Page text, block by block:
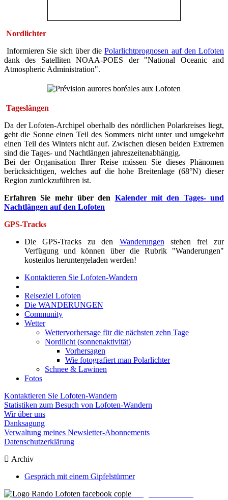
Nordlichter
Informieren Sie sich über diePolarlichtprognosen auf den Lofoten
dank des Satelliten NOAA-POES der "National Oceanic and
Atmospheric Administration".
Tageslängen
Da der Lofoten-Archipel oberhalb des nördlichen Polarkreises liegt,
geht die Sonne einen Teil des Sommers nicht unter und umgekehrt
einen Teil des Winters nicht auf. Zwischen diesen beiden Extremen
sind die Tages- und Nachtlängen jahreszeitenabhängig.
Bei der Organisation Ihrer Reise müssen Sie dieses Phänomen
berücksichtigen, welches auf die hohe Breitenlage (68°N) dieser
Region zurückzuführen ist.
Erfahren Sie mehr über den Kalender mit den Tages- und
Nachtlängen auf den Lofoten
GPS-Tracks
Die GPS-Tracks zu den Wanderungen stehen frei zur
Verfügung und können über die Rubrik "Wanderungen"
kostenlos heruntergeladen werden!
Kontaktieren Sie Lofoten-Wandern
Reiseziel Lofoten
Die WANDERUNGEN
Community
Wetter
Wettervorhersage für die nächsten zehn Tage
Nordlicht (sonnenaktivität)
Vorhersagen
Wie fotografiert man Polarlichter
Schnee & Lawinen
Fotos
Kontaktieren Sie Lofoten-Wandern
Statistiken zum Besuch von Lofoten-Wandern
Wir über uns
Danksagung
Verwaltung meines Newsletter-Abonnements
Datenschutzerklärung
Archiv
Gespräch mit einem Gipfelstürmer